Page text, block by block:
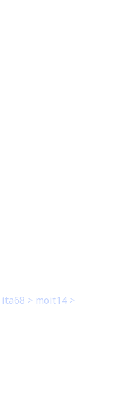
ita68 > moit14 >